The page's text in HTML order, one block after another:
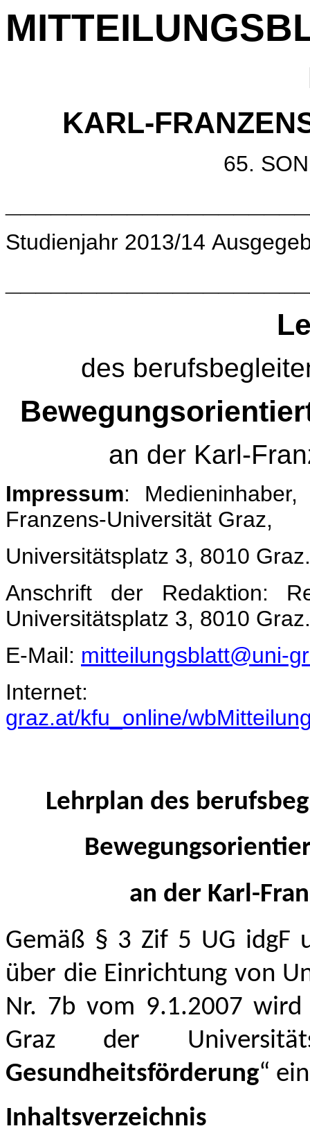
KARL-
65.
Studienjahr 2013/14
des
an der Karl-
Impressum:
Franzens-Universität Graz,
Universitätsplatz 3, 8010
Anschrift der Redaktion:
Universitätsplatz 3, 8010 Graz.
E-Mail: mitteilungsblatt@uni-
graz.at/kfu_online/
Lehrplan des
an der Karl-
Gemäß § 3 Zif 5 UG idgF
über die Einrichtung von
Nr. 7b vom 9.1.2007 wird
Graz der
Gesundheitsförderung“
Inhaltsverzeichnis